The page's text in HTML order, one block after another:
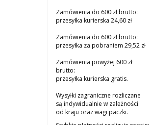
Zamówienia do 600 zł brutto:
przesyłka kurierska 24,60 zł
Zamówienia do 600 zł brutto:
przesyłka za pobraniem 29,52 zł
Zamówienia powyżej 600 zł
brutto:
przesyłka kurierska gratis.
Wysyłki zagraniczne rozliczane
są indywidualnie w zależności
od kraju oraz wagi paczki.